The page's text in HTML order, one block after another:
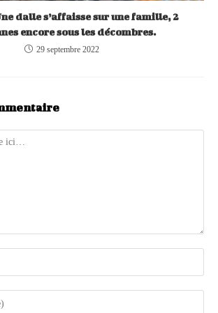
dalle s’affaisse sur une famille, 2
encore sous les décombres.
29 septembre 2022